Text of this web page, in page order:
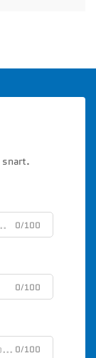
0/100
0/100
0/100